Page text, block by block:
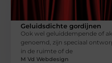
Geluidsdichte gordijnen
Ook wel geluiddempende of
genoemd, zijn speciaal
in de ruimte of de
M Vd Webdesign